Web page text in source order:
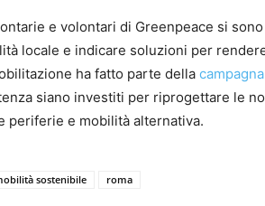
e volontari di Greenpeace si
locale e indicare soluzioni per
ha fatto parte della
siano investiti per riprogettare le
periferie e mobilità alternativa.
sostenibile roma